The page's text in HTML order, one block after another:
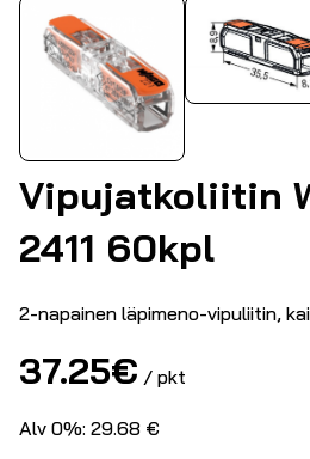
Vipujatkoliitin
2411 60kpl
2-napainen läpimeno-vipuliitin,
37.25€ / pkt
Alv 0%: 29.68 €